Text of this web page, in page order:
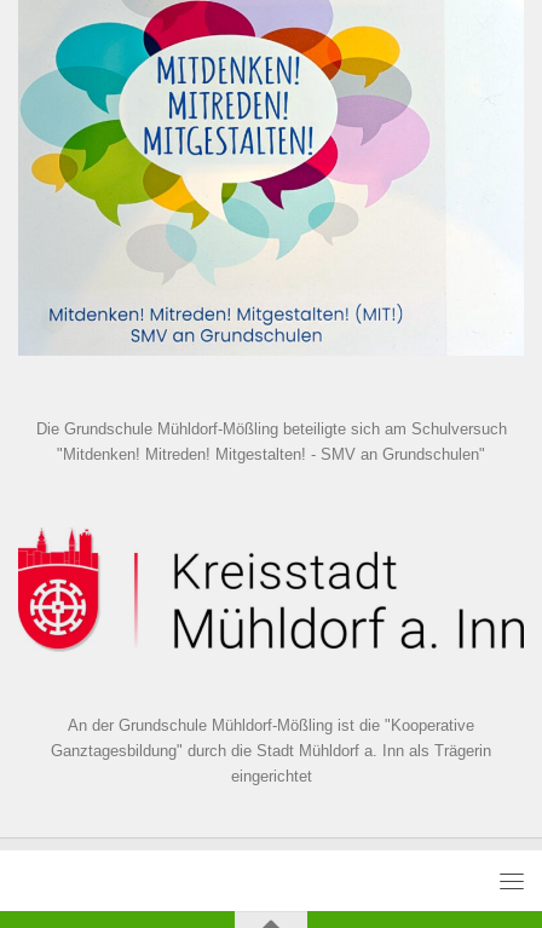
Die Grundschule Mühldorf-Mößling beteiligte sich am Schulversuch
"Mitdenken! Mitreden! Mitgestalten! - SMV an Grundschulen"
An der Grundschule Mühldorf-Mößling ist die "Kooperative
Ganztagesbildung" durch die Stadt Mühldorf a. Inn als Trägerin
eingerichtet